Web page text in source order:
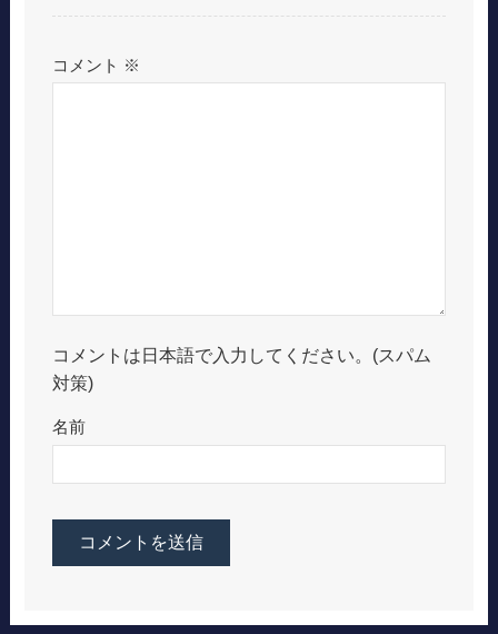
コメント ※
コメントは日本語で入力してください。(スパム
対策)
名前